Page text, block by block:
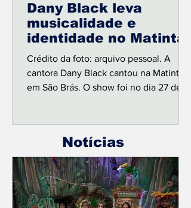
Dany Black leva
musicalidade e
identidade no Matinta
Crédito da foto: arquivo pessoal. A
cantora Dany Black cantou na Matinta,
em São Brás. O show foi no dia 27 de
música brasileira e os ritmos
amazônicos. Com uma voz ímpar e
forte ligação com a percussão, Dany
Black construiu sua trajetória a partir da
fusão entre suas origens cariocas e a
Notícias